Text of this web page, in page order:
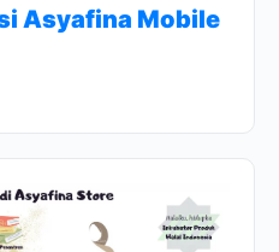
Asyafina Mobile